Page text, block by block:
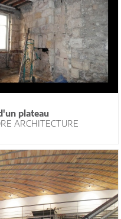
plateau
ARCHITECTURE